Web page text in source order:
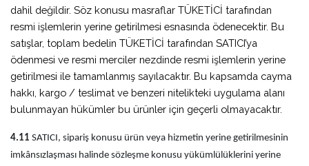
dahil değildir. Söz konusu masraflar TÜKETİCİ tarafından
resmi işlemlerin yerine getirilmesi esnasında ödenecektir. Bu
satışlar, toplam bedelin TÜKETİCİ tarafından SATICI’ya
ödenmesi ve resmi merciler nezdinde resmi işlemlerin yerine
getirilmesi ile tamamlanmış sayılacaktır. Bu kapsamda cayma
hakkı, kargo / teslimat ve benzeri nitelikteki uygulama alanı
bulunmayan hükümler bu ürünler için geçerli olmayacaktır.
4.11 SATICI, sipariş konusu ürün veya hizmetin yerine getirilmesinin
imkânsızlaşması halinde sözleşme konusu yükümlülüklerini yerine